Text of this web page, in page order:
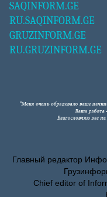
SAQINFORM.GE
RU.SAQINFORM.GE
GRUZINFORM.GE
RU.GRUZINFORM.GE
Главный редактор
Chief editor of